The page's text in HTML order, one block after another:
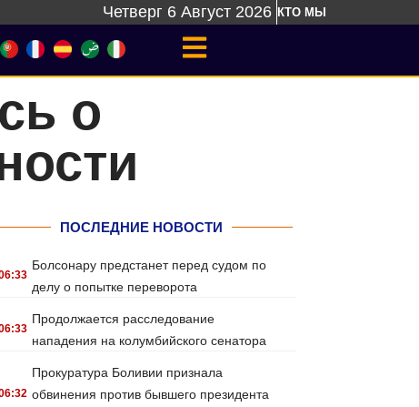
Четверг 6 Август 2026 КТО МЫ
о
ПОСЛЕДНИЕ НОВОСТИ
Болсонару предстанет перед судом по
делу о попытке переворота
Продолжается расследование
нападения на колумбийского сенатора
Прокуратура Боливии признала
обвинения против бывшего президента